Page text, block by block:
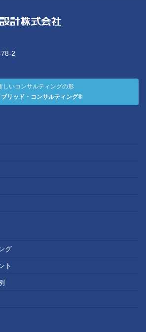
2
しいコンサルティングの形
リッド・コンサルティング®
グ
ト